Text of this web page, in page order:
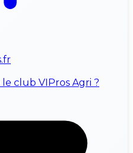
club VIPros Agri ?